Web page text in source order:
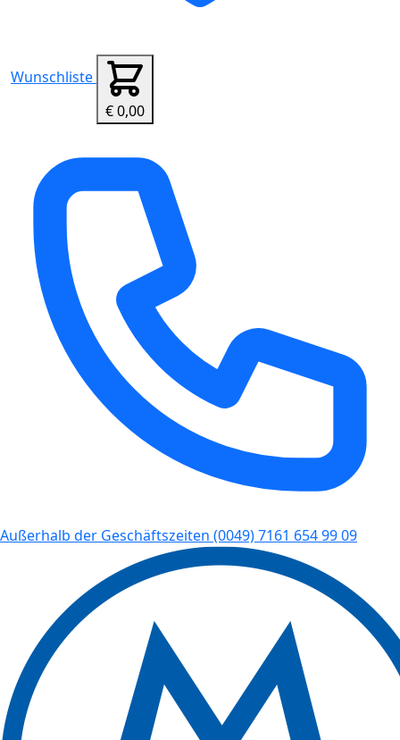
Wunschliste
€ 0,00
Außerhalb der Geschäftszeiten (0049) 7161 654 99 09